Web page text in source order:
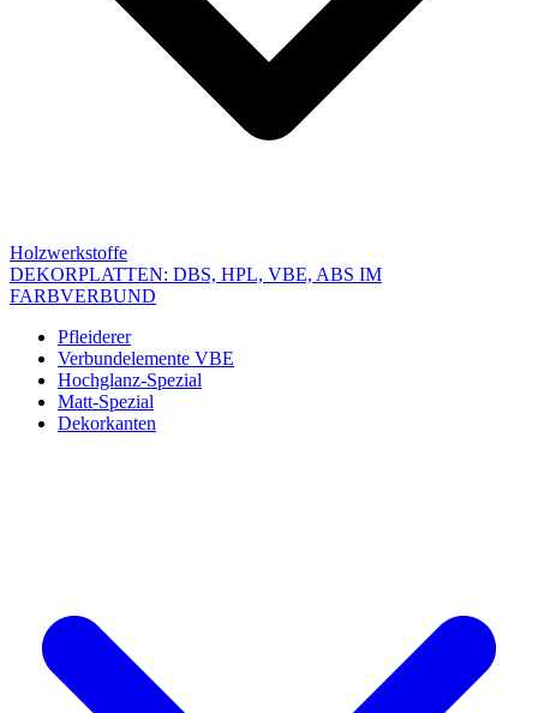
Holzwerkstoffe
DEKORPLATTEN: DBS, HPL, VBE, ABS IM
FARBVERBUND
Pfleiderer
Verbundelemente VBE
Hochglanz-Spezial
Matt-Spezial
Dekorkanten